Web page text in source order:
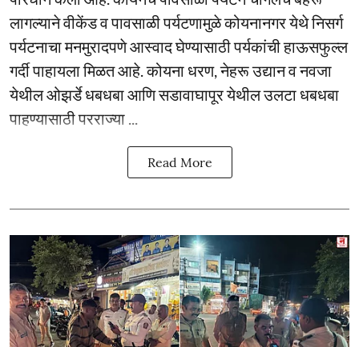
लागल्याने वीकेंड व पावसाळी पर्यटणामुळे कोयनानगर येथे निसर्ग
पर्यटनाचा मनमुरादपणे आस्वाद घेण्यासाठी पर्यकांची हाऊसफुल्ल
गर्दी पाहायला मिळत आहे. कोयना धरण, नेहरू उद्यान व नवजा
येथील ओझर्डे धबधबा आणि सडावाघापूर येथील उलटा धबधबा
पाहण्यासाठी परराज्या ...
Read More